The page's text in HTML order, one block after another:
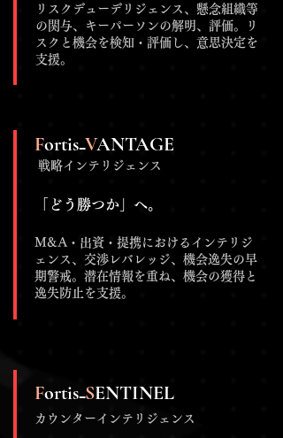
リスクデューデリジェンス、懸念組織等
の関与、キーパーソンの解明、評価。リ
スクと機会を検知・評価し、意思決定を
支援。
Fortis₋VANTAGE
戦略インテリジェンス
「どう勝つか」へ。
M&A・出資・提携におけるインテリジ
ェンス、交渉レバレッジ、機会逸失の早
期警戒。潜在情報を重ね、機会の獲得と
逸失防止を支援。
Fortis₋SENTINEL
​カウンターインテリジェンス